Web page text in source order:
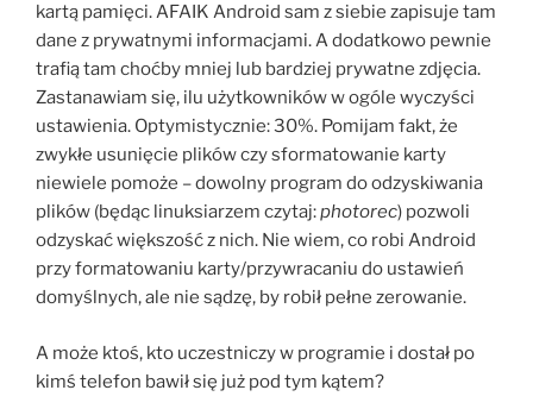
kartą pamięci. AFAIK Android sam z siebie zapisuje tam
dane z prywatnymi informacjami. A dodatkowo pewnie
trafią tam choćby mniej lub bardziej prywatne zdjęcia.
Zastanawiam się, ilu użytkowników w ogóle wyczyści
ustawienia. Optymistycznie: 30%. Pomijam fakt, że
zwykłe usunięcie plików czy sformatowanie karty
niewiele pomoże – dowolny program do odzyskiwania
plików (będąc linuksiarzem czytaj:photorec) pozwoli
odzyskać większość z nich. Nie wiem, co robi Android
przy formatowaniu karty/przywracaniu do ustawień
domyślnych, ale nie sądzę, by robił pełne zerowanie.
A może ktoś, kto uczestniczy w programie i dostał po
kimś telefon bawił się już pod tym kątem?